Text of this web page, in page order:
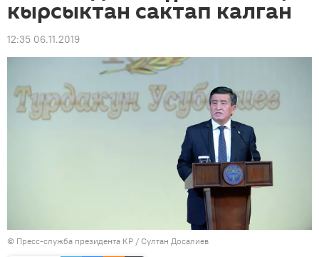
кырсыктан сактап калган
12:35 06.11.2019
© Пресс-служба президента КР / Султан Досалиев